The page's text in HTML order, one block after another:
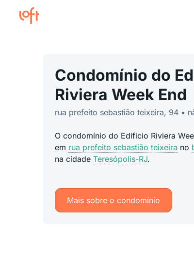
Condomínio do
Riviera Week End
rua prefeito sebastião teixeira, 94 •
O condomínio do Edificio Riviera
em rua prefeito sebastião teixeira no
na cidade Teresópolis-RJ.
Mais sobre o condomínio